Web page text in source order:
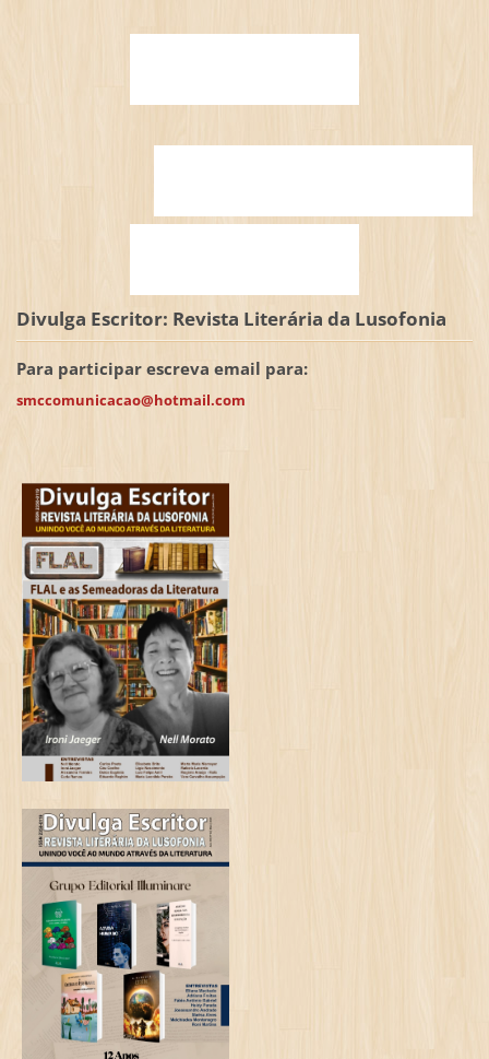
Divulga Escritor: Revista Literária da Lusofonia
Para participar escreva email para:
smccomunicacao@hotmail.com